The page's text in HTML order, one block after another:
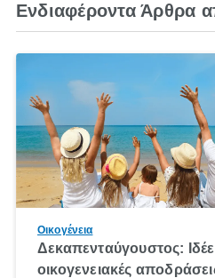
Ενδιαφέροντα Άρθρα
Οικογένεια
Δεκαπενταύγουστος:
οικογενειακές